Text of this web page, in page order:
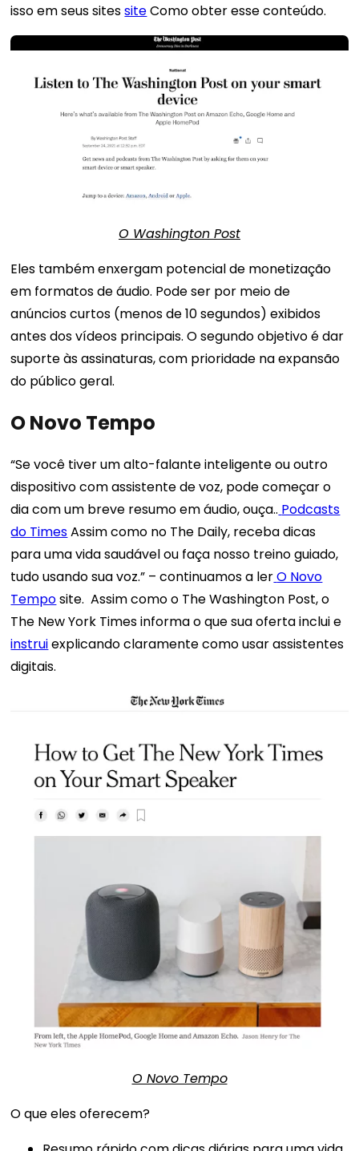
isso em seus sitessiteComo obter esse conteúdo.
O Washington Post
Eles também enxergam potencial de monetização
em formatos de áudio. Pode ser por meio de
anúncios curtos (menos de 10 segundos) exibidos
antes dos vídeos principais. O segundo objetivo é dar
suporte às assinaturas, com prioridade na expansão
do público geral.
O Novo Tempo
“Se você tiver um alto-falante inteligente ou outro
dispositivo com assistente de voz, pode começar o
dia com um breve resumo em áudio, ouça.. Podcasts
do TimesAssim como no The Daily, receba dicas
para uma vida saudável ou faça nosso treino guiado,
tudo usando sua voz.” – continuamos a lerO Novo
Temposite. Assim como o The Washington Post, o
The New York Times informa o que sua oferta inclui e
instruiexplicando claramente como usar assistentes
digitais.
O Novo Tempo
O que eles oferecem?